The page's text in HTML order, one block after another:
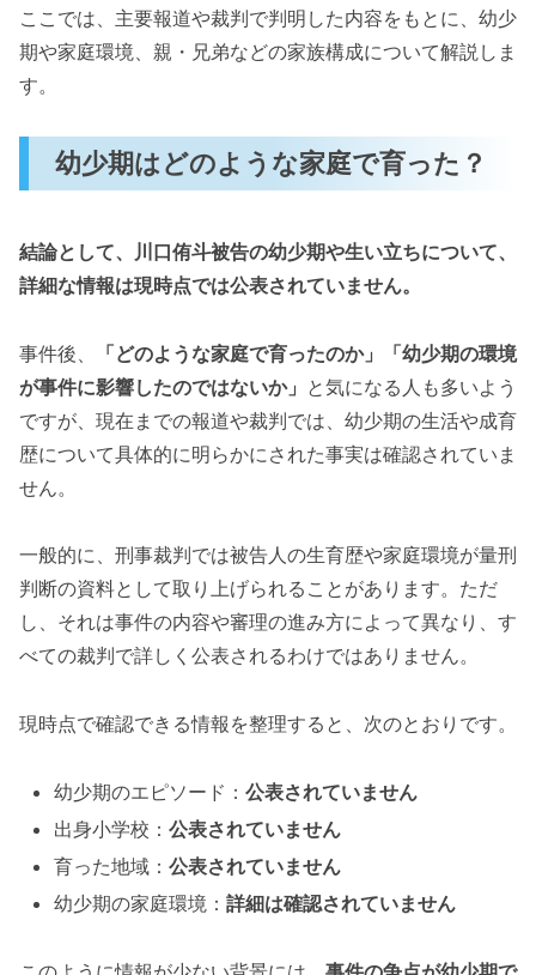
ここでは、主要報道や裁判で判明した内容をもとに、幼少
期や家庭環境、親・兄弟などの家族構成について解説しま
す。
幼少期はどのような家庭で育った？
結論として、川口侑斗被告の幼少期や生い立ちについて、
詳細な情報は現時点では公表されていません。
事件後、
「どのような家庭で育ったのか」「幼少期の環境
が事件に影響したのではないか」 と気になる人も多いよう
ですが、現在までの報道や裁判では、幼少期の生活や成育
歴について具体的に明らかにされた事実は確認されていま
せん。
一般的に、刑事裁判では被告人の生育歴や家庭環境が量刑
判断の資料として取り上げられることがあります。ただ
し、それは事件の内容や審理の進み方によって異なり、す
べての裁判で詳しく公表されるわけではありません。
現時点で確認できる情報を整理すると、次のとおりです。
幼少期のエピソード：公表されていません
出身小学校：公表されていません
育った地域：公表されていません
幼少期の家庭環境：詳細は確認されていません